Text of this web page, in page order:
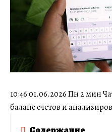
10:46 01.06.2026 Пн 2 мин
баланс счетов и